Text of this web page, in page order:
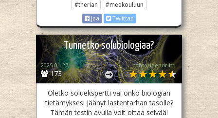
#therian
#meekouluun
Jaa
Twiittaa
Tunnetko solubiologiaa?
173
2025-01-27 tohtoridendriitti
Oletko soluekspertti vai onko biologian
tietämyksesi jäänyt lastentarhan tasolle?
Tämän testin avulla voit ottaa selvää!